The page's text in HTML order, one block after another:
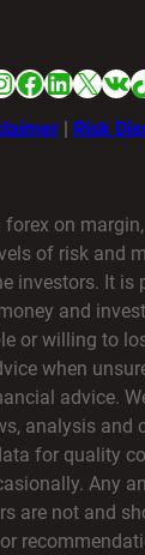
Facebook
X VK
| Risk
forex on
of risk and
investors. It is
and
or willing to
when
advice.
analysis and
for quality
Any
are not and